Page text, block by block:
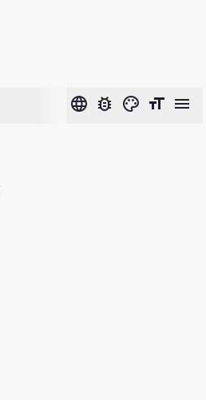
language bug_report color_lens format_size menu